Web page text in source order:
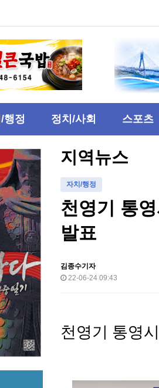
행정 정치/사회 스포츠
지역뉴스
자치/행정
천영기 통
발표
김종수기자
22-06-24 09:43
천영기 통영